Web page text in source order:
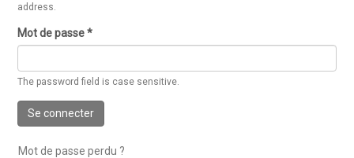
address.
Mot de passe*
The password field is case sensitive.
Se connecter
Mot de passe perdu ?